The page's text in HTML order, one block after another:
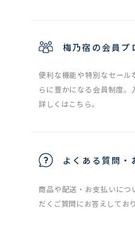
梅乃宿の会員プ
便利な機能や特別なセール
らに豊かになる会員制度。
詳しくはこちら。
よくある質問・
商品や配送・お支払いにつ
だくご質問にお答えしており